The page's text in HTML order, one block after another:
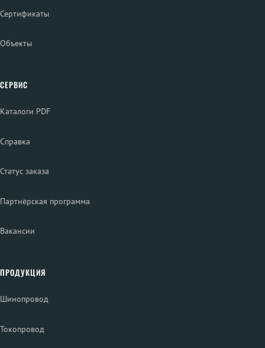
Сертификаты
Объекты
СЕРВИС
Каталоги PDF
Справка
Статус заказа
Партнёрская программа
Вакансии
ПРОДУКЦИЯ
Шинопровод
Токопровод